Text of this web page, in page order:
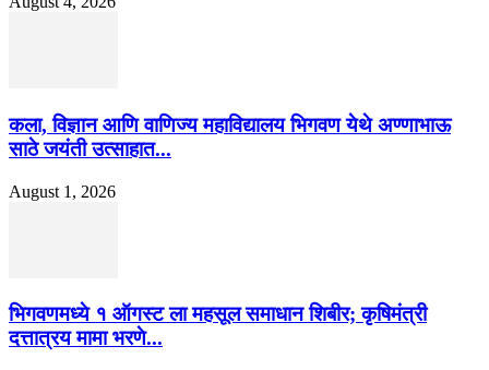
कला, विज्ञान आणि वाणिज्य महाविद्यालय भिगवण येथे अण्णाभाऊ
साठे जयंती उत्साहात...
August 1, 2026
भिगवणमध्ये १ ऑगस्ट ला महसूल समाधान शिबीर; कृषिमंत्री
दत्तात्रय मामा भरणे...